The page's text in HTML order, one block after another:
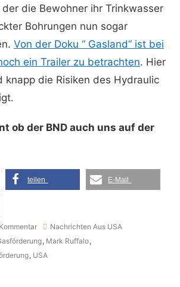
die Bewohner ihr Trinkwasser
Bohrungen nun sogar
Von der Doku “ Gasland“ ist bei
ein Trailer zu betrachten. Hier
knapp die Risiken des Hydraulic
ob der BND auch uns auf der
teilen E-Mail
Zu
Achtung
In
Nachrichten Aus USA
, Mark Ruffalo,
, USA